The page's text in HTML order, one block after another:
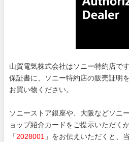
山賀電気株式会社はソニー特約店で
保証書に、ソニー特約店の販売証明
お買い物ください。
ソニーストア銀座や、大阪などソニ
ョップ紹介カードをご提示いただく
「 2028001 」をお伝えいただくと、